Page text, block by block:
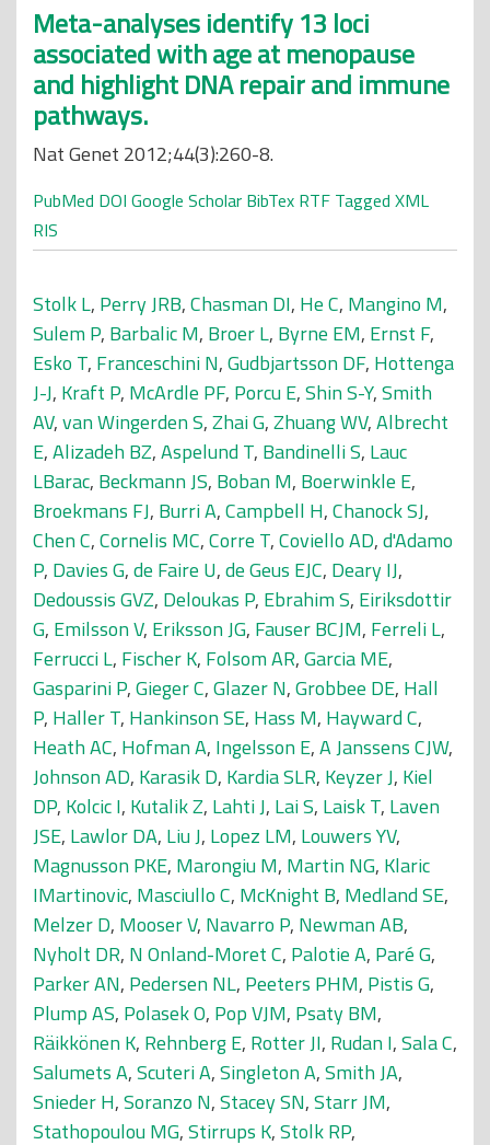
Meta-analyses identify 13 loci
associated with age at menopause
and highlight DNA repair and immune
pathways.
Nat Genet 2012;44(3):260-8.
PubMed DOI Google Scholar BibTex RTF Tagged XML
RIS
Stolk L, Perry JRB,Chasman DI, He C, Mangino M,
Sulem P, Barbalic M, Broer L, Byrne EM, Ernst F,
Esko T, Franceschini N,Gudbjartsson DF, Hottenga
J-J, Kraft P, McArdle PF, Porcu E,Shin S-Y,Smith
AV,van Wingerden S,Zhai G,Zhuang WV,Albrecht
E,Alizadeh BZ,Aspelund T, Bandinelli S, Lauc
LBarac, Beckmann JS, Boban M, Boerwinkle E,
Broekmans FJ, Burri A,Campbell H,Chanock SJ,
Chen C,Cornelis MC,Corre T,Coviello AD,d'Adamo
P, Davies G,de Faire U,de Geus EJC, Deary IJ,
Dedoussis GVZ, Deloukas P, Ebrahim S, Eiriksdottir
G, Emilsson V, Eriksson JG, Fauser BCJM, Ferreli L,
Ferrucci L, Fischer K, Folsom AR,Garcia ME,
Gasparini P,Gieger C,Glazer N,Grobbee DE, Hall
P, Haller T, Hankinson SE, Hass M, Hayward C,
Heath AC, Hofman A, Ingelsson E,A Janssens CJW,
Johnson AD, Karasik D, Kardia SLR, Keyzer J, Kiel
DP, Kolcic I, Kutalik Z, Lahti J, Lai S, Laisk T, Laven
JSE, Lawlor DA, Liu J, Lopez LM, Louwers YV,
Magnusson PKE, Marongiu M, Martin NG, Klaric
IMartinovic, Masciullo C, McKnight B, Medland SE,
Melzer D, Mooser V, Navarro P, Newman AB,
Nyholt DR, N Onland-Moret C, Palotie A, Paré G,
Parker AN, Pedersen NL, Peeters PHM, Pistis G,
Plump AS, Polasek O, Pop VJM, Psaty BM,
Räikkönen K, Rehnberg E, Rotter JI, Rudan I,Sala C,
Salumets A,Scuteri A,Singleton A,Smith JA,
Snieder H,Soranzo N,Stacey SN,Starr JM,
Stathopoulou MG,Stirrups K,Stolk RP,